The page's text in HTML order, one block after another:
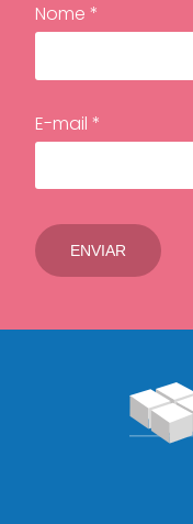
Nome *
E-mail *